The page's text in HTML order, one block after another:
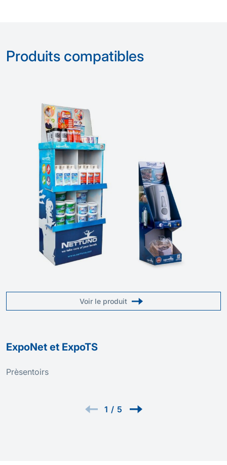
Produits compatibles
Voir le produit
ExpoNet et ExpoTS
Prèsentoirs
1 / 5